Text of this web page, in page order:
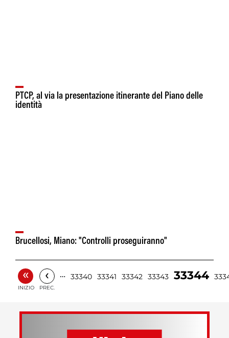
PTCP, al via la presentazione itinerante del Piano delle
identità
Brucellosi, Miano: "Controlli proseguiranno"
«
INIZIO
‹
PREC.
… 33340 33341 33342 33343 33344